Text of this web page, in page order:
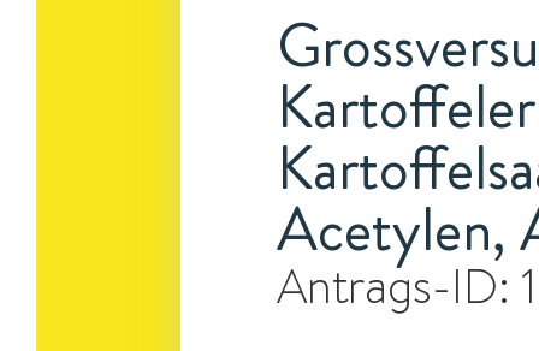
Acetylen,
Antrags-ID: